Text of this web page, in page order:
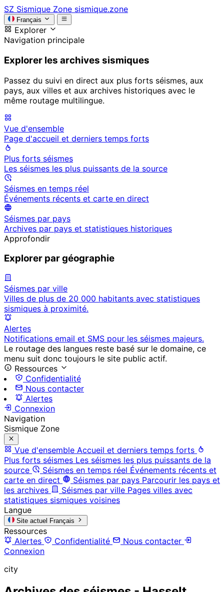
SZ Sismique Zone sismique.zone
Français
Explorer
Navigation principale
Explorer les archives sismiques
Passez du suivi en direct aux plus forts séismes, aux
pays, aux villes et aux archives historiques avec le
même routage multilingue.
Vue d'ensemble
Page d'accueil et derniers temps forts
Plus forts séismes
Les séismes les plus puissants de la source
Séismes en temps réel
Événements récents et carte en direct
Séismes par pays
Archives par pays et statistiques historiques
Approfondir
Explorer par géographie
Séismes par ville
Villes de plus de 20 000 habitants avec statistiques
sismiques à proximité.
Alertes
Notifications email et SMS pour les séismes majeurs.
Le routage des langues reste basé sur le domaine, ce
menu suit donc toujours le site public actif.
Ressources
Confidentialité
Nous contacter
Alertes
Connexion
Navigation
Sismique Zone
Vue d'ensemble Accueil et derniers temps forts
Plus forts séismes Les séismes les plus puissants de la
source
Séismes en temps réel Événements récents et
carte en direct
Séismes par pays Parcourir les pays et
les archives
Séismes par ville Pages villes avec
statistiques sismiques voisines
Langue
Site actuel Français
Ressources
Alertes
Confidentialité
Nous contacter
Connexion
city